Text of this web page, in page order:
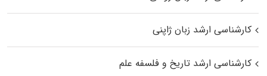
کارشناسی ارشد زبان ژاپنی
کارشناسی ارشد تاریخ و فلسفه علم